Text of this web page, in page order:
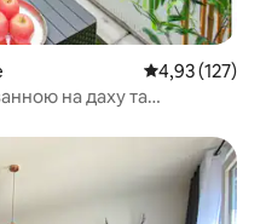
Середня
4,93 (127)
на даху та